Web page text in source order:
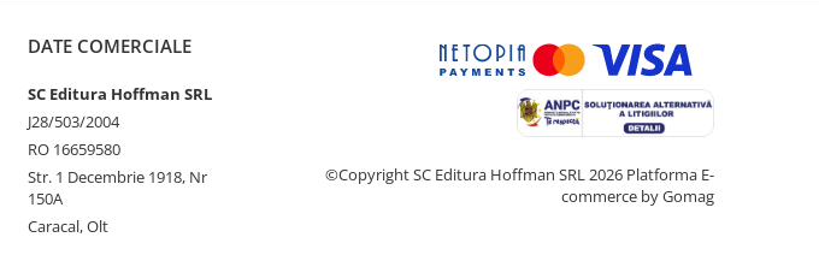
DATE COMERCIALE
SC Editura Hoffman SRL
J28/503/2004
RO 16659580
Str. 1 Decembrie 1918, Nr
150A
Caracal, Olt
©Copyright SC Editura Hoffman SRL 2026 Platforma E-
commerce by Gomag